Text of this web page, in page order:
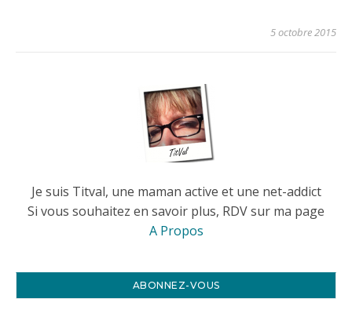
5 octobre 2015
Je suis Titval, une maman active et une net-addict
Si vous souhaitez en savoir plus, RDV sur ma page
A Propos
ABONNEZ-VOUS